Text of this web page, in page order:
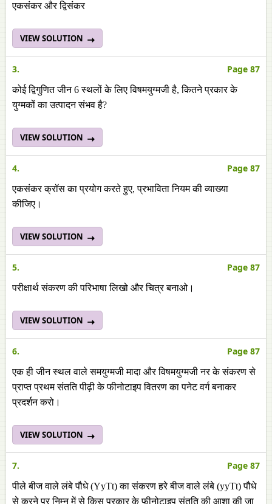
एकसंकर और द्विसंकर
VIEW SOLUTION
3. Page 87
कोई द्विगुणित जीन 6 स्थलों के लिए विषमयुग्मजी है, कितने प्रकार के
युग्मकों का उत्पादन संभव है?
VIEW SOLUTION
4. Page 87
एकसंकर क्रॉस का प्रयोग करते हुए, प्रभाविता नियम की व्याख्या
कीजिए।
VIEW SOLUTION
5. Page 87
परीक्षार्थ संकरण की परिभाषा लिखो और चित्र बनाओ।
VIEW SOLUTION
6. Page 87
एक ही जीन स्थल वाले समयुग्मजी मादा और विषमयुग्मजी नर के संकरण से
प्राप्त प्रथम संतति पीढ़ी के फीनोटाइप वितरण का पनेट वर्ग बनाकर
प्रदर्शन करो।
VIEW SOLUTION
7. Page 87
पीले बीज वाले लंबे पौधे (YyTt) का संकरण हरे बीज वाले लंबे (yyTt) पौधे
से करने पर निम्न में से किस प्रकार के फीनोटाइप संतति की आशा की जा